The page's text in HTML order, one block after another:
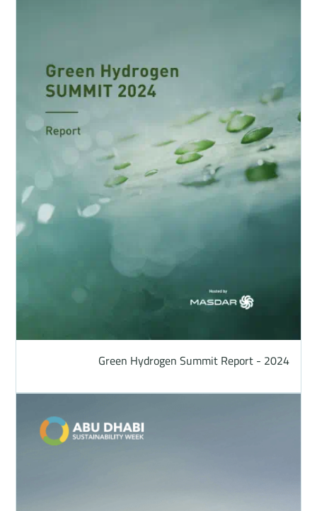
Green Hydrogen Summit Report - 2024